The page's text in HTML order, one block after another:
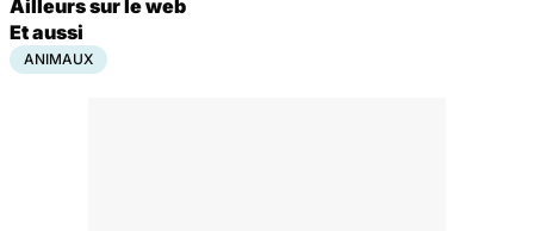
Ailleurs sur le web
Et aussi
ANIMAUX